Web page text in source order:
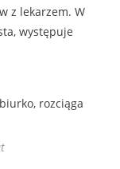
z lekarzem. W
występuje